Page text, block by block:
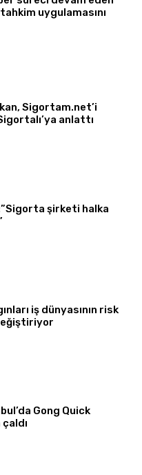
uygulamasını
Sigortam.net’i
anlattı
şirketi halka
iş dünyasının risk
Gong Quick